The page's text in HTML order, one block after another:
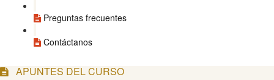
Preguntas frecuentes
Contáctanos
APUNTES DEL CURSO